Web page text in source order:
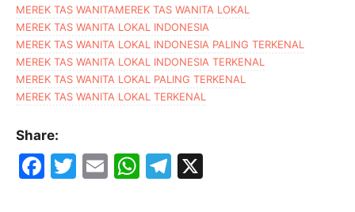
MEREK TAS WANITAMEREK TAS WANITA LOKAL
MEREK TAS WANITA LOKAL INDONESIA
MEREK TAS WANITA LOKAL INDONESIA PALING TERKENAL
MEREK TAS WANITA LOKAL INDONESIA TERKENAL
MEREK TAS WANITA LOKAL PALING TERKENAL
MEREK TAS WANITA LOKAL TERKENAL
Share:
F
T
E
W T